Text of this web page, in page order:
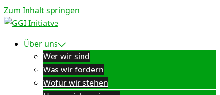
Zum Inhalt springen
Über uns
Wer wir sind
Was wir fordern
Wofür wir stehen